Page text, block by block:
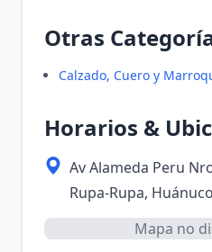
Otras
Calzado, Cuero y
Horarios &
Av Alameda Peru
Rupa-Rupa,
Mapa no